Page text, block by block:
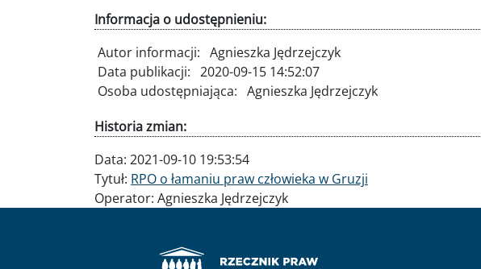
Informacja o udostępnieniu:
Autor informacji: Agnieszka Jędrzejczyk
Data publikacji: 2020-09-15 14:52:07
Osoba udostępniająca: Agnieszka Jędrzejczyk
Historia zmian:
Data: 2021-09-10 19:53:54
Tytuł: RPO o łamaniu praw człowieka w Gruzji
Operator: Agnieszka Jędrzejczyk